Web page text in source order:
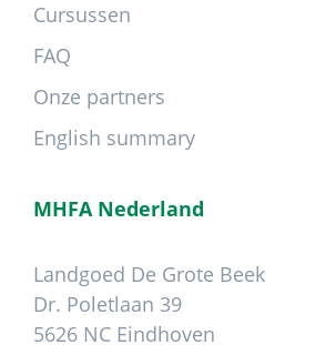
Cursussen
FAQ
Onze partners
English summary
MHFA Nederland
Landgoed De Grote Beek
Dr. Poletlaan 39
5626 NC Eindhoven